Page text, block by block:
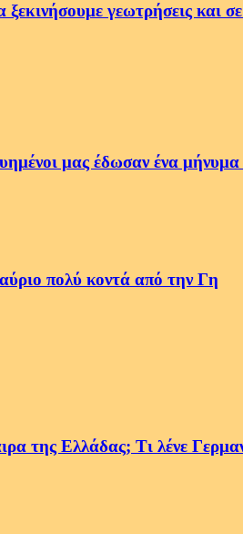
γεωτρήσεις και
μας έδωσαν ένα μήνυμα
πολύ κοντά από την Γη
της Ελλάδας; Τι λένε